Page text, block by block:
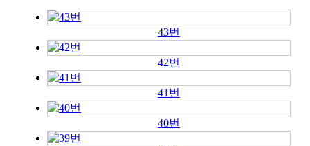
43번
42번
41번
40번